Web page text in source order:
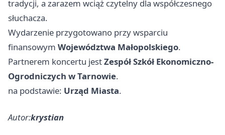
tradycji, a zarazem wciąż czytelny dla współczesnego
słuchacza.
Wydarzenie przygotowano przy wsparciu
finansowym Województwa Małopolskiego.
Partnerem koncertu jestZespół Szkół Ekonomiczno-
Ogrodniczych w Tarnowie.
na podstawie: Urząd Miasta.
Autor:krystian